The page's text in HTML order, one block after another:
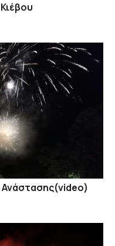
Ανάστασης(video)